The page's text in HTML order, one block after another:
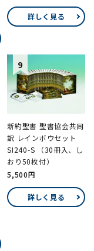
詳しく見る
新約聖書 聖書協会共同
訳 レインボウセット
SI240-S （30冊入、し
おり50枚付）
5,500円
詳しく見る